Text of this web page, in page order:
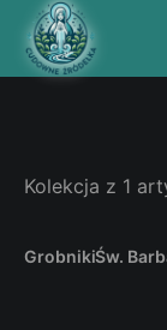
Kolekcja z 1
GrobnikiŚw.